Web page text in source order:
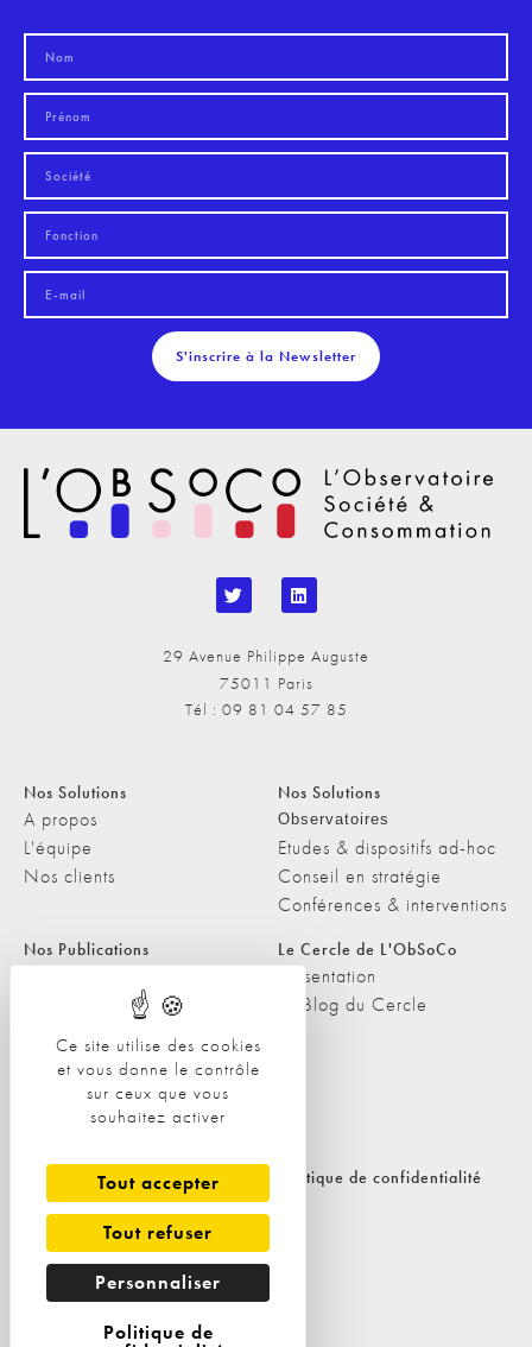
Ce site utilise des cookies
et vous donne le contrôle
sur ceux que vous
souhaitez activer
Tout accepter
Tout refuser
Personnaliser
Politique de
S'inscrire à la Newsletter
29 Avenue Philippe Auguste
75011 Paris
Tél : 09 81 04 57 85
Nos Solutions
A propos
L'équipe
Nos clients
Nos Solutions
Observatoires
Etudes & dispositifs ad-hoc
Conseil en stratégie
Conférences & interventions
Nos Publications
Les Podcasts de L'ObSoCo
L'ObSoCo dans les médias
Le Cercle de L'ObSoCo
Présentation
Le Blog du Cercle
Contacts
Nous contacter
Politique de cookies Politique de confidentialité